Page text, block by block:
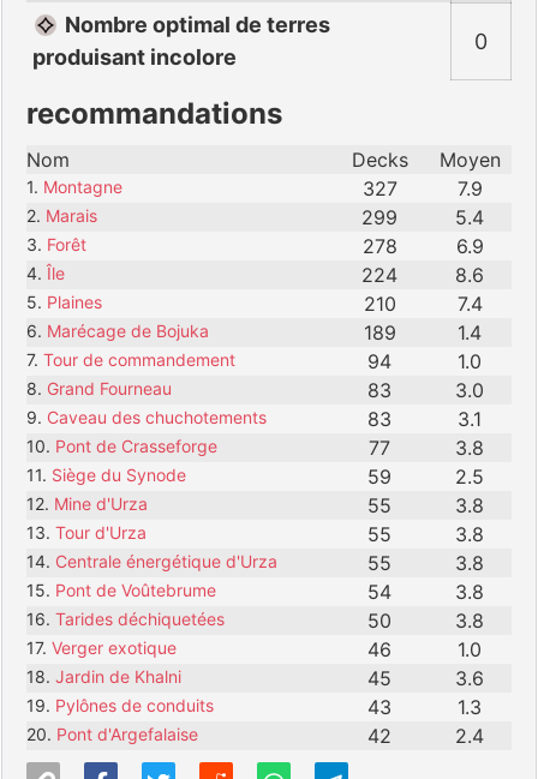
Nombre optimal de terres
produisant incolore
0
recommandations
Nom Decks Moyen
1. Montagne 327 7.9
2. Marais 299 5.4
3. Forêt 278 6.9
4. Île 224 8.6
5. Plaines 210 7.4
6. Marécage de Bojuka 189 1.4
7. Tour de commandement 94 1.0
8. Grand Fourneau 83 3.0
9. Caveau des chuchotements 83 3.1
10. Pont de Crasseforge 77 3.8
11. Siège du Synode 59 2.5
12. Mine d'Urza 55 3.8
13. Tour d'Urza 55 3.8
14. Centrale énergétique d'Urza 55 3.8
15. Pont de Voûtebrume 54 3.8
16. Tarides déchiquetées 50 3.8
17. Verger exotique 46 1.0
18. Jardin de Khalni 45 3.6
19. Pylônes de conduits 43 1.3
20. Pont d'Argefalaise 42 2.4